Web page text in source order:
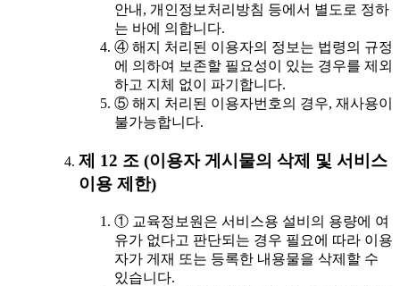
안내, 개인정보처리방침 등에서 별도로 정하
는 바에 의합니다.
④ 해지 처리된 이용자의 정보는 법령의 규정
에 의하여 보존할 필요성이 있는 경우를 제외
하고 지체 없이 파기합니다.
⑤ 해지 처리된 이용자번호의 경우, 재사용이
불가능합니다.
제 12 조 (이용자 게시물의 삭제 및 서비스
이용 제한)
① 교육정보원은 서비스용 설비의 용량에 여
유가 없다고 판단되는 경우 필요에 따라 이용
자가 게재 또는 등록한 내용물을 삭제할 수
있습니다.